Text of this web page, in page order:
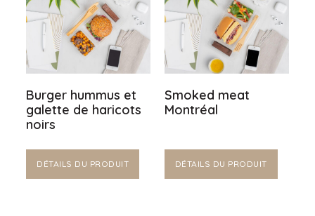
Burger hummus et
galette de haricots
noirs
DÉTAILS DU PRODUIT
Smoked meat
Montréal
DÉTAILS DU PRODUIT